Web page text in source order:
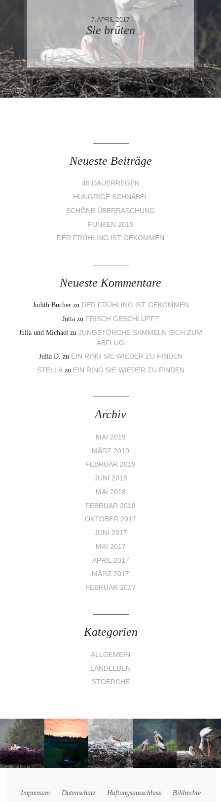
7. APRIL 2017
Sie brüten
Neueste Beiträge
48 DAUERREGEN
HUNGRIGE SCHNÄBEL
SCHÖNE ÜBERRASCHUNG
FUNKEN 2019
DER FRÜHLING IST GEKOMMEN
Neueste Kommentare
Judith Bucherzu DER FRÜHLING IST GEKOMMEN
Juttazu FRISCH GESCHLÜPFT
Julia und Michael zu JUNGSTÖRCHE SAMMELN SICH ZUM
ABFLUG
Julia D. zu EIN RING SIE WIEDER ZU FINDEN
STELLAzu EIN RING SIE WIEDER ZU FINDEN
Archiv
MAI 2019
MÄRZ 2019
FEBRUAR 2019
JUNI 2018
MAI 2018
FEBRUAR 2018
OKTOBER 2017
JUNI 2017
MAI 2017
APRIL 2017
MÄRZ 2017
FEBRUAR 2017
Kategorien
ALLGEMEIN
LANDLEBEN
STOERCHE
Impressum Datenschutz Haftungsausschluss Bildrechte